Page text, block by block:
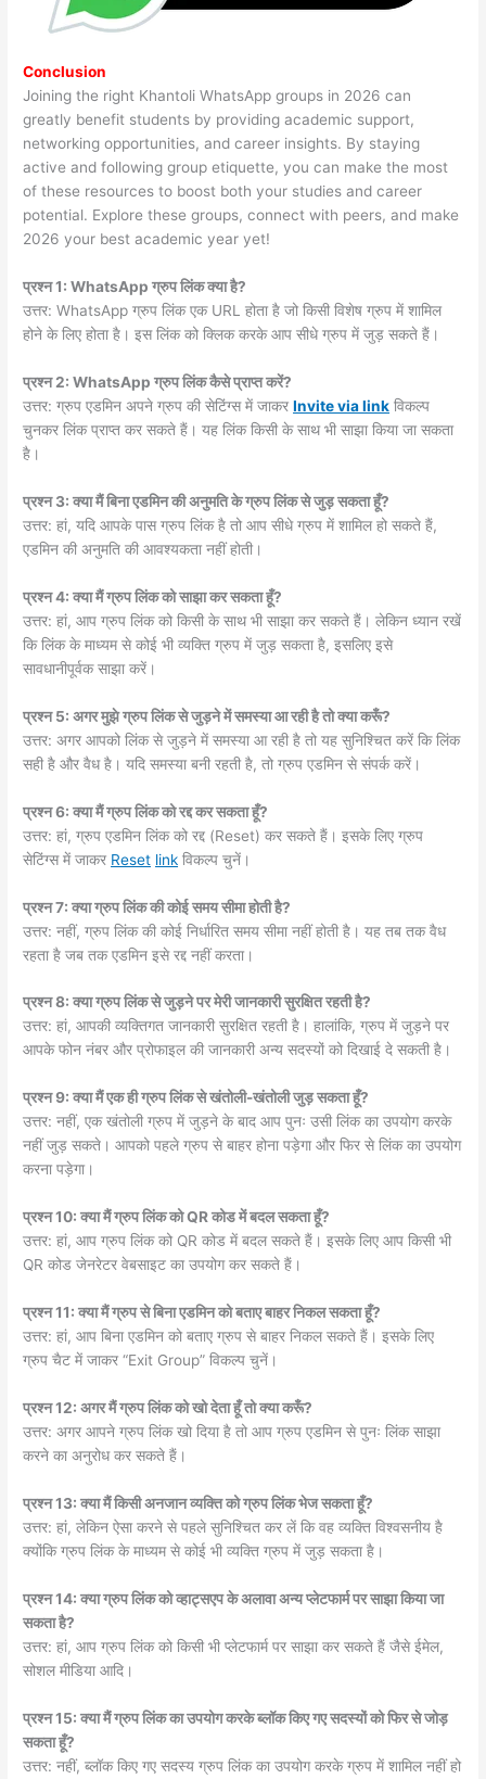
Conclusion
Joining the right Khantoli WhatsApp groups in 2026 can
greatly benefit students by providing academic support,
networking opportunities, and career insights. By staying
active and following group etiquette, you can make the most
of these resources to boost both your studies and career
potential. Explore these groups, connect with peers, and make
2026 your best academic year yet!
प्रश्न 1: WhatsApp ग्रुप लिंक क्या है?
उत्तर: WhatsApp ग्रुप लिंक एक URL होता है जो किसी विशेष ग्रुप में शामिल
होने के लिए होता है। इस लिंक को क्लिक करके आप सीधे ग्रुप में जुड़ सकते हैं।
प्रश्न 2: WhatsApp ग्रुप लिंक कैसे प्राप्त करें?
उत्तर: ग्रुप एडमिन अपने ग्रुप की सेटिंग्स में जाकरInvite via link विकल्प
चुनकर लिंक प्राप्त कर सकते हैं। यह लिंक किसी के साथ भी साझा किया जा सकता
है।
प्रश्न 3: क्या मैं बिना एडमिन की अनुमति के ग्रुप लिंक से जुड़ सकता हूँ?
उत्तर: हां, यदि आपके पास ग्रुप लिंक है तो आप सीधे ग्रुप में शामिल हो सकते हैं,
एडमिन की अनुमति की आवश्यकता नहीं होती।
प्रश्न 4: क्या मैं ग्रुप लिंक को साझा कर सकता हूँ?
उत्तर: हां, आप ग्रुप लिंक को किसी के साथ भी साझा कर सकते हैं। लेकिन ध्यान रखें
कि लिंक के माध्यम से कोई भी व्यक्ति ग्रुप में जुड़ सकता है, इसलिए इसे
सावधानीपूर्वक साझा करें।
प्रश्न 5: अगर मुझे ग्रुप लिंक से जुड़ने में समस्या आ रही है तो क्या करूँ?
उत्तर: अगर आपको लिंक से जुड़ने में समस्या आ रही है तो यह सुनिश्चित करें कि लिंक
सही है और वैध है। यदि समस्या बनी रहती है, तो ग्रुप एडमिन से संपर्क करें।
प्रश्न 6: क्या मैं ग्रुप लिंक को रद्द कर सकता हूँ?
उत्तर: हां, ग्रुप एडमिन लिंक को रद्द (Reset) कर सकते हैं। इसके लिए ग्रुप
सेटिंग्स में जाकर Reset link विकल्प चुनें।
प्रश्न 7: क्या ग्रुप लिंक की कोई समय सीमा होती है?
उत्तर: नहीं, ग्रुप लिंक की कोई निर्धारित समय सीमा नहीं होती है। यह तब तक वैध
रहता है जब तक एडमिन इसे रद्द नहीं करता।
प्रश्न 8: क्या ग्रुप लिंक से जुड़ने पर मेरी जानकारी सुरक्षित रहती है?
उत्तर: हां, आपकी व्यक्तिगत जानकारी सुरक्षित रहती है। हालांकि, ग्रुप में जुड़ने पर
आपके फोन नंबर और प्रोफाइल की जानकारी अन्य सदस्यों को दिखाई दे सकती है।
प्रश्न 9: क्या मैं एक ही ग्रुप लिंक से खंतोली-खंतोली जुड़ सकता हूँ?
उत्तर: नहीं, एक खंतोली ग्रुप में जुड़ने के बाद आप पुनः उसी लिंक का उपयोग करके
नहीं जुड़ सकते। आपको पहले ग्रुप से बाहर होना पड़ेगा और फिर से लिंक का उपयोग
करना पड़ेगा।
प्रश्न 10: क्या मैं ग्रुप लिंक को QR कोड में बदल सकता हूँ?
उत्तर: हां, आप ग्रुप लिंक को QR कोड में बदल सकते हैं। इसके लिए आप किसी भी
QR कोड जेनरेटर वेबसाइट का उपयोग कर सकते हैं।
प्रश्न 11: क्या मैं ग्रुप से बिना एडमिन को बताए बाहर निकल सकता हूँ?
उत्तर: हां, आप बिना एडमिन को बताए ग्रुप से बाहर निकल सकते हैं। इसके लिए
ग्रुप चैट में जाकर “Exit Group” विकल्प चुनें।
प्रश्न 12: अगर मैं ग्रुप लिंक को खो देता हूँ तो क्या करूँ?
उत्तर: अगर आपने ग्रुप लिंक खो दिया है तो आप ग्रुप एडमिन से पुनः लिंक साझा
करने का अनुरोध कर सकते हैं।
प्रश्न 13: क्या मैं किसी अनजान व्यक्ति को ग्रुप लिंक भेज सकता हूँ?
उत्तर: हां, लेकिन ऐसा करने से पहले सुनिश्चित कर लें कि वह व्यक्ति विश्वसनीय है
क्योंकि ग्रुप लिंक के माध्यम से कोई भी व्यक्ति ग्रुप में जुड़ सकता है।
प्रश्न 14: क्या ग्रुप लिंक को व्हाट्सएप के अलावा अन्य प्लेटफार्म पर साझा किया जा
सकता है?
उत्तर: हां, आप ग्रुप लिंक को किसी भी प्लेटफार्म पर साझा कर सकते हैं जैसे ईमेल,
सोशल मीडिया आदि।
प्रश्न 15: क्या मैं ग्रुप लिंक का उपयोग करके ब्लॉक किए गए सदस्यों को फिर से जोड़
सकता हूँ?
उत्तर: नहीं, ब्लॉक किए गए सदस्य ग्रुप लिंक का उपयोग करके ग्रुप में शामिल नहीं हो